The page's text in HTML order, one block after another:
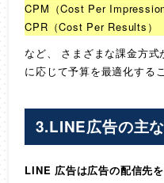
CPM（Cost Per
CPR（Cost Per Results）
など、 さまざまな課金方
に応じて予算を最適化する
3.LINE広告の主
LINE 広告は広告の配信先